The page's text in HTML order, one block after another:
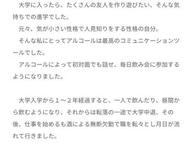
大学に入ったら、たくさんの友人を作り遊びたい、そんな気
持ちでの進学でした。
元々、気が小さい性格で人見知りをする性格の自分。
そんな私にとってアルコールは最高のコミュニケーションツ
ールでした。
アルコールによって初対面でも話せ、毎日飲み会に参加する
ようになりました。
大学入学から１～２年経過すると、一人で飲んだり、昼間か
ら飲むようになり、それからは転落の一途で大学中退、その
後、仕事を始めるも酒による無断欠勤で職を転々とし月日が流
れて行きました。